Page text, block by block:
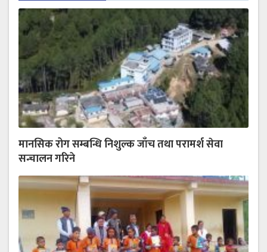
मानसिक रोग सम्बन्धि निशुल्क जाँच तथा परामर्श सेवा
सन्चालन गरिने